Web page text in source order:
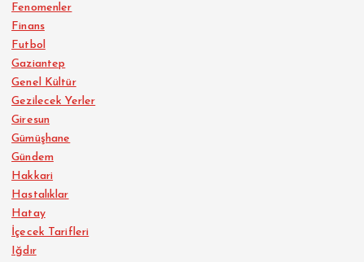
Fenomenler
Finans
Futbol
Gaziantep
Genel Kültür
Gezilecek Yerler
Giresun
Gümüşhane
Gündem
Hakkari
Hastalıklar
Hatay
İçecek Tarifleri
Iğdır